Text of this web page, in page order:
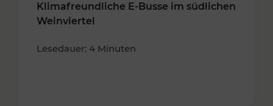
Klimafreundliche E-Busse im südlichen
Weinviertel
Lesedauer: 4 Minuten